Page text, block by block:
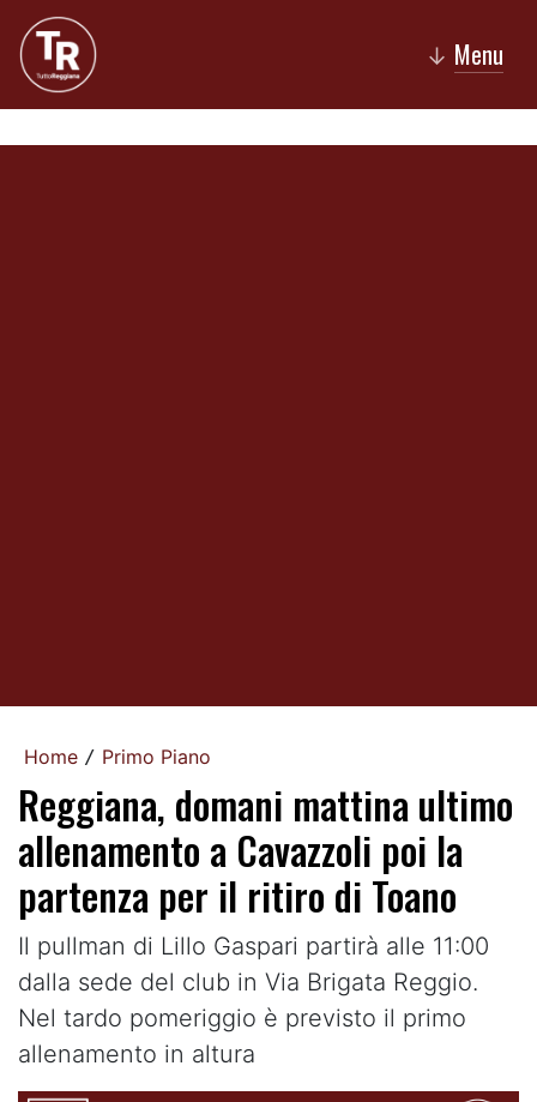
↓ Menu
Home / Primo Piano
Reggiana, domani mattina ultimo
allenamento a Cavazzoli poi la
partenza per il ritiro di Toano
Il pullman di Lillo Gaspari partirà alle 11:00
dalla sede del club in Via Brigata Reggio.
Nel tardo pomeriggio è previsto il primo
allenamento in altura